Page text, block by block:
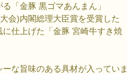
「金豚 黒ゴマあんまん」
会)内閣総理大臣賞を受賞した
に仕上げた「金豚 宮崎牛すき焼
な旨味のある具材が入っていま